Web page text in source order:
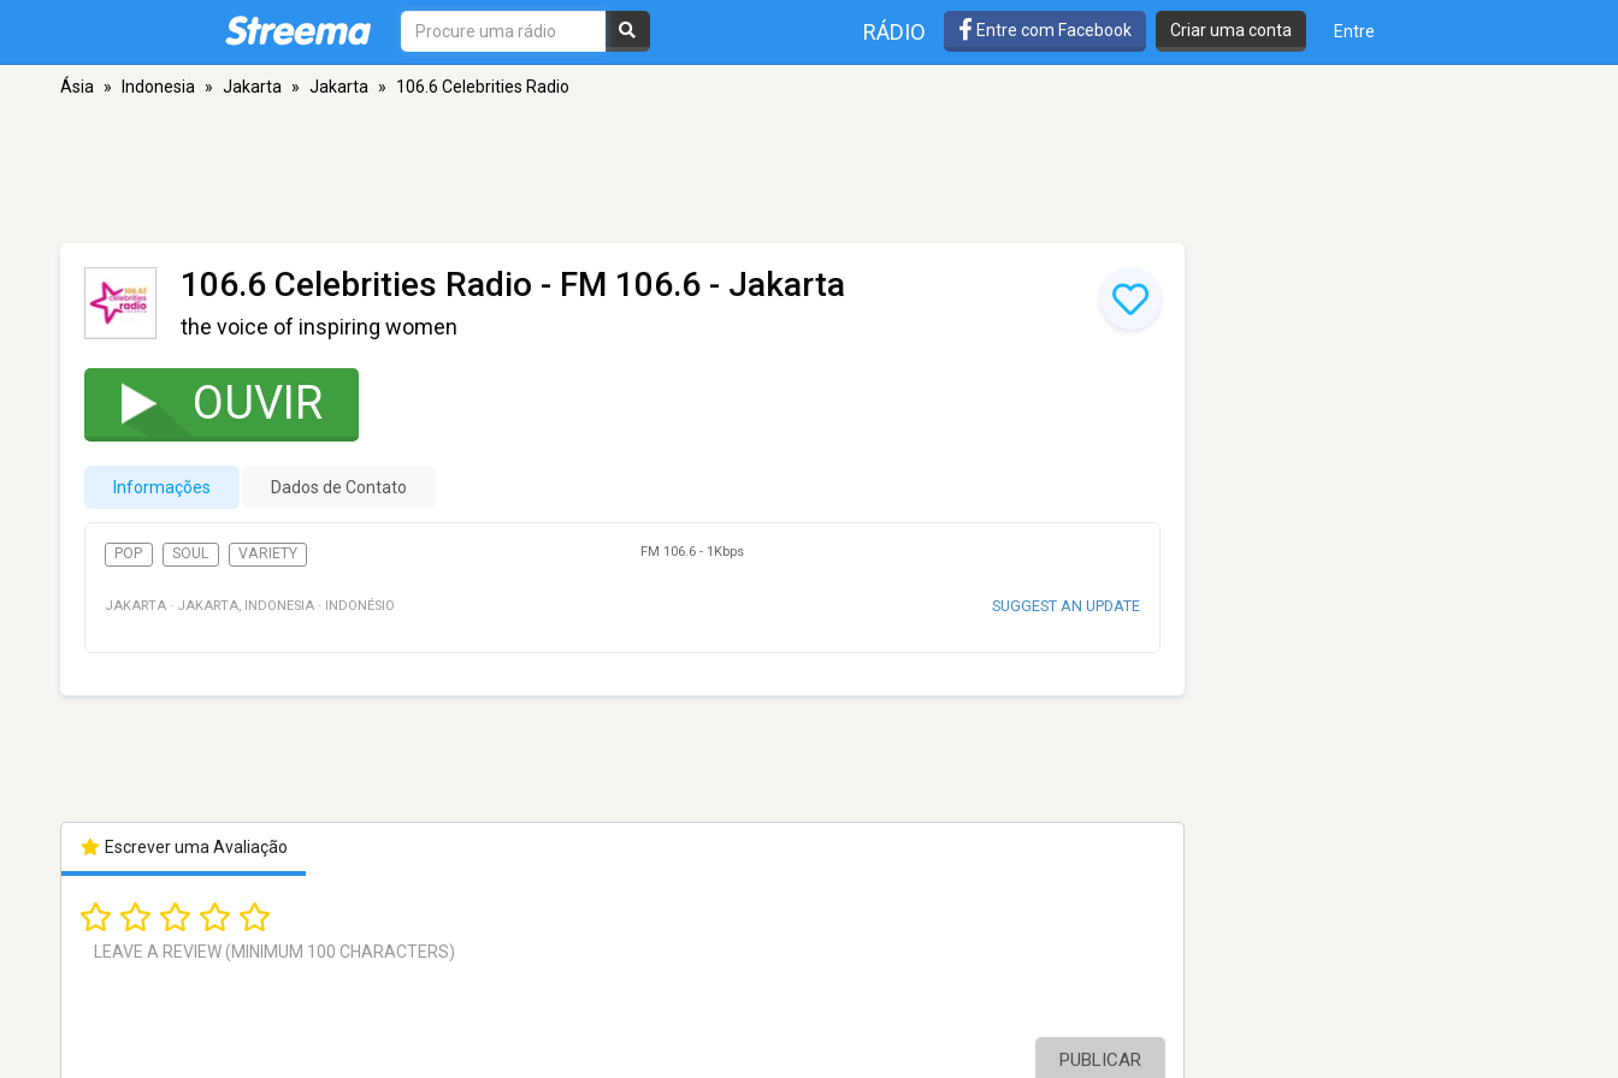
RÁDIO Entre com Facebook Criar uma conta Entre
Ásia » Indonesia » Jakarta » Jakarta » 106.6 Celebrities Radio
106.6 Celebrities Radio - FM 106.6 - Jakarta
the voice of inspiring women
OUVIR
Informações Dados de Contato
POP SOUL VARIETY FM 106.6 - 1Kbps
JAKARTA · JAKARTA, INDONESIA · INDONÉSIO SUGGEST AN UPDATE
Escrever uma Avaliação
PUBLICAR